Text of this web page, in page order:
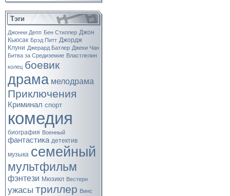
Тэги
Джонни Депп Бен Стиллер Джон
Кьюсак Брэд Питт Джордж
Клуни Джерард Батлер Джеки Чан
Битва за Средиземие Властлелин
колец боевик
драма мелодрама
Приключения
Криминал спорт
комедия
биография Военный
фантастика детектив
музыка семейный
мультфильм
фэнтези Мюзикл Вестерн
ужасы триллер Винс